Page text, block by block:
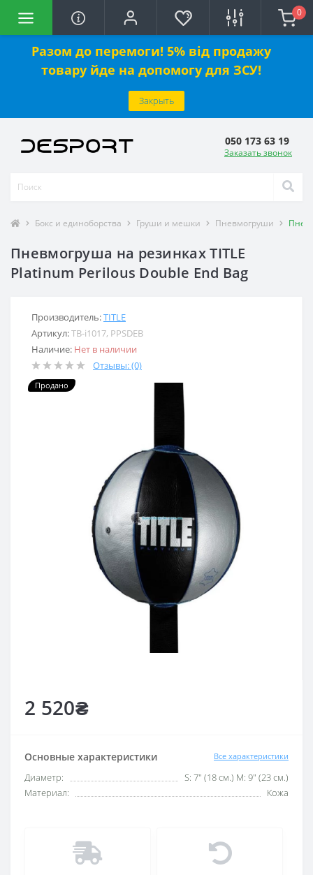
Разом до перемоги! 5% від продажу
товару йде на допомогу для ЗСУ!
Закрыть
0
050 173 63 19
Заказать звонок
Бокс и единоборства Груши и мешки Пневмогруши
Пневмогруша на резинках TITLE
Platinum Perilous Double End Bag
Производитель:TITLE
Артикул:TB-i1017, PPSDEB
Наличие: Нет в наличии
Отзывы: (0)
Продано
2 520₴
Основные характеристики Все характеристики
Диаметр:
S: 7" (18 см.) M: 9" (23 см.)
Материал:
Кожа